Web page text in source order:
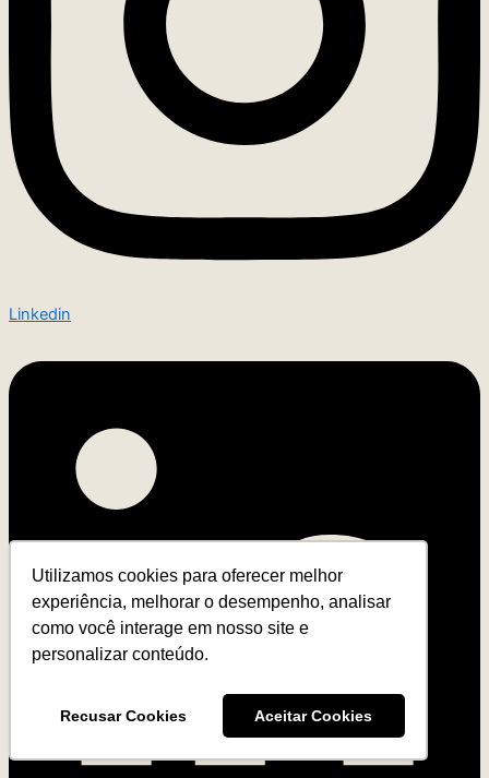
Utilizamos cookies para oferecer melhor
experiência, melhorar o desempenho, analisar
como você interage em nosso site e
personalizar conteúdo.
Recusar Cookies Aceitar Cookies
Linkedin